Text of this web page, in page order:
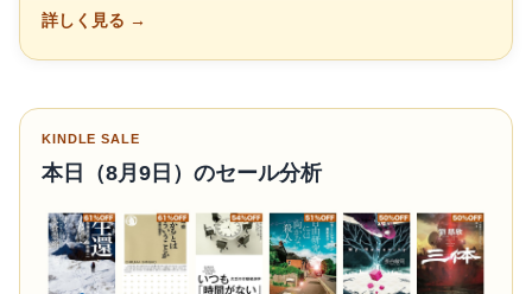
詳しく見る →
KINDLE SALE
本日（8月9日）のセール分析